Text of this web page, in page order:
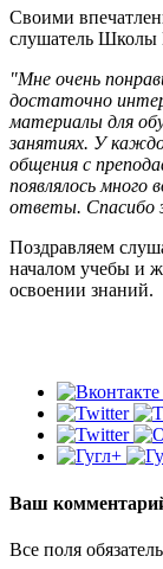
Своими
слушатель
"Мне очень
достаточно
материалы для
занятиях. У
общения с
появлялось много
ответы. Спасибо
Поздравляем
началом учебы и
освоении знаний.
Ваш
Все поля